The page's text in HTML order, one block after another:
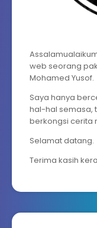
web seorang
Mohamed Yusof.
Saya hanya
hal-hal semasa,
berkongsi cerita
Selamat datang.
Terima kasih